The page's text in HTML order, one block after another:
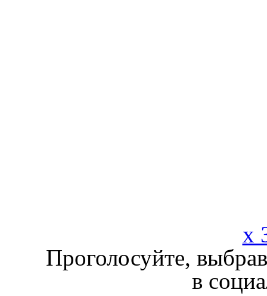
x
Проголосуйте,
в